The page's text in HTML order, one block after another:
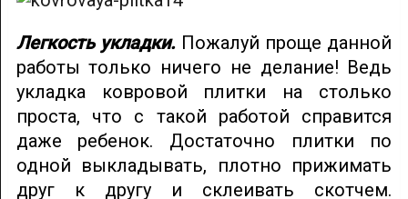
Легкость укладки. Пожалуй проще данной
работы только ничего не делание! Ведь
укладка ковровой плитки на столько
проста, что с такой работой справится
даже ребенок. Достаточно плитки по
одной выкладывать, плотно прижимать
друг к другу и склеивать скотчем.